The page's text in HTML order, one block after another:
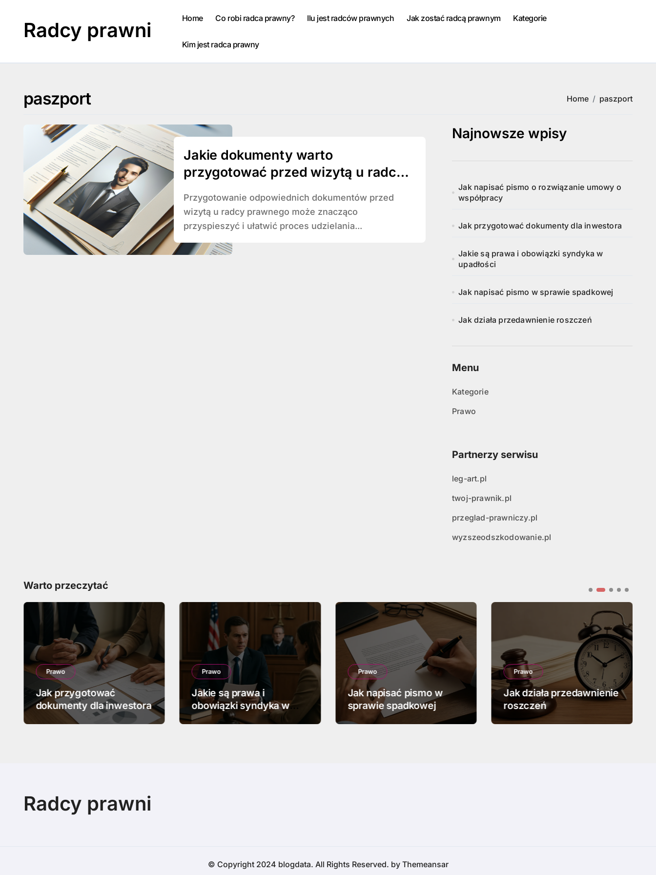
contentRadcy prawni Home Co robi radca prawny? Ilu jest radców prawnych Jak zostać radcą prawnym Kategorie
Kim jest radca prawny
paszport Home paszport
Jakie dokumenty warto
przygotować przed wizytą u radcy
Przygotowanie odpowiednich dokumentów przed
wizytą u radcy prawnego może znacząco
przyspieszyć i ułatwić proces udzielania...
Najnowsze wpisy
Jak napisać pismo o rozwiązanie umowy o
współpracy
Jak przygotować dokumenty dla inwestora
Jakie są prawa i obowiązki syndyka w
upadłości
Jak napisać pismo w sprawie spadkowej
Jak działa przedawnienie roszczeń
Menu
Kategorie
Prawo
Partnerzy serwisu
leg-art.pl
twoj-prawnik.pl
przeglad-prawniczy.pl
wyzszeodszkodowanie.pl
Warto przeczytać
Prawo
Jak przygotować
dokumenty dla inwestora
Prawo
Jakie są prawa i
obowiązki syndyka w
upadłości
Prawo
Jak napisać pismo w
sprawie spadkowej
Prawo
Jak działa przedawnienie
roszczeń
Radcy prawni
© Copyright 2024 blogdata. All Rights Reserved. by Themeansar